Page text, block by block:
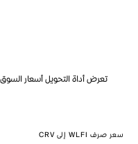
تعرض أداة التحويل أسعار
سعر صرف WLFI إلى CRV